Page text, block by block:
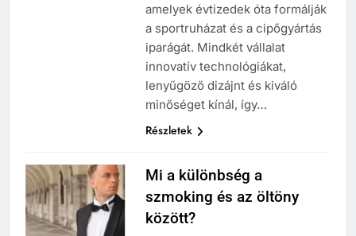
amelyek évtizedek óta formálják
a sportruházat és a cipőgyártás
iparágát. Mindkét vállalat
innovatív technológiákat,
lenyűgöző dizájnt és kiváló
minőséget kínál, így…
Részletek
Mi a különbség a
szmoking és az öltöny
között?